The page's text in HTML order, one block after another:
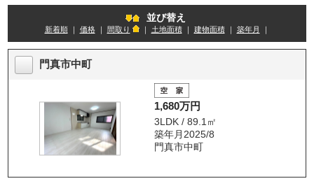
並び替え
新着順｜ 価格｜ 間取り ｜ 土地面積｜ 建物面積｜ 築年月
門真市中町
1,680万円
3LDK / 89.1㎡
築年月2025/8
門真市中町